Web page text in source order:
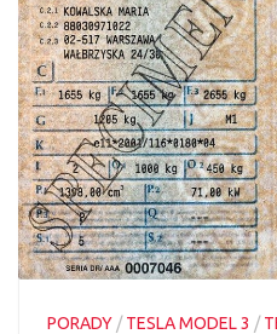
PORADY /TESLA MODEL 3 /